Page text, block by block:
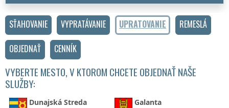
SŤAHOVANIE VYPRATÁVANIE UPRATOVANIE
REMESLÁ
OBJEDNAŤ
CENNÍK
VYBERTE MESTO, V KTOROM CHCETE OBJEDNAŤ NAŠE
SLUŽBY:
Dunajská Streda Galanta